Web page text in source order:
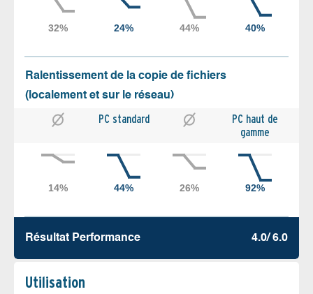
Ralentissement de la copie de fichiers
(localement et sur le réseau)
PC standard
PC haut de
gamme
Résultat Performance 4.0/ 6.0
Utilisation